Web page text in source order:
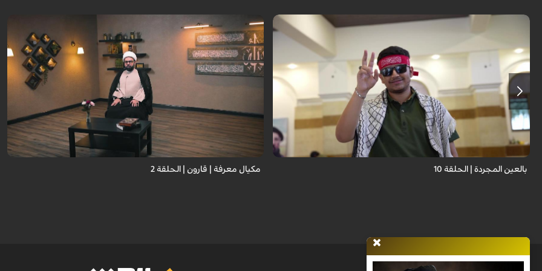
برنامج "بالعين المجردة" هو توثيق إنسانيٌّ شجاعٌ للحياة تحت وطأة الحرب، حيث
نستمع فيه إلى شهاداتٍ حيّةٍ لأشخاص عايشوا التفجيرات والدمار، فنرى بعيونهم
ت...
بالعين المجردة | الحلقة 10 مكيال معرفة | قارون | الحلقة 2